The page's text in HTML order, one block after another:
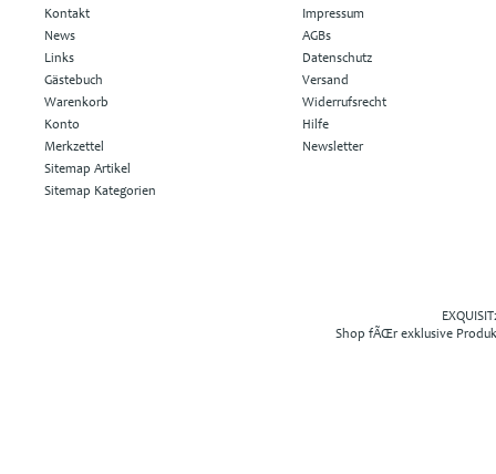
Kontakt
News
Links
Gästebuch
Warenkorb
Konto
Merkzettel
Sitemap Artikel
Sitemap Kategorien
Impressum
AGBs
Datenschutz
Versand
Widerrufsrecht
Hilfe
Newsletter
Shop fÃŒr exklusive